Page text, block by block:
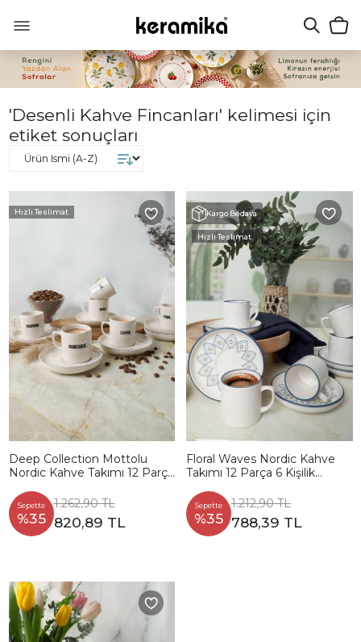
'Desenli Kahve Fincanları' kelimesi için
etiket sonuçları
Hızlı Teslimat
Deep Collection Mottolu
Nordic Kahve Takımı 12 Parça
Sepette
%35
1.262,90 TL
820,89 TL
Kargo Bedava
Hızlı Teslimat
Floral Waves Nordic Kahve
Takımı 12 Parça 6 Kişilik
Sepette
%35
1.212,90 TL
788,39 TL